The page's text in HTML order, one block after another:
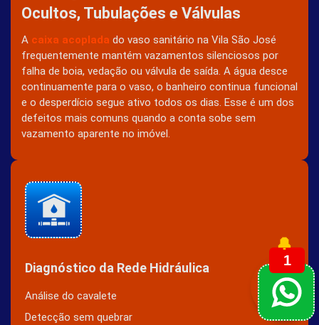
1
🔔
Ocultos, Tubulações e Válvulas
A caixa acoplada do vaso sanitário na Vila São José
frequentemente mantém vazamentos silenciosos por
falha de boia, vedação ou válvula de saída. A água desce
continuamente para o vaso, o banheiro continua funcional
e o desperdício segue ativo todos os dias. Esse é um dos
defeitos mais comuns quando a conta sobe sem
vazamento aparente no imóvel.
Diagnóstico da Rede Hidráulica
Análise do cavalete
Detecção sem quebrar